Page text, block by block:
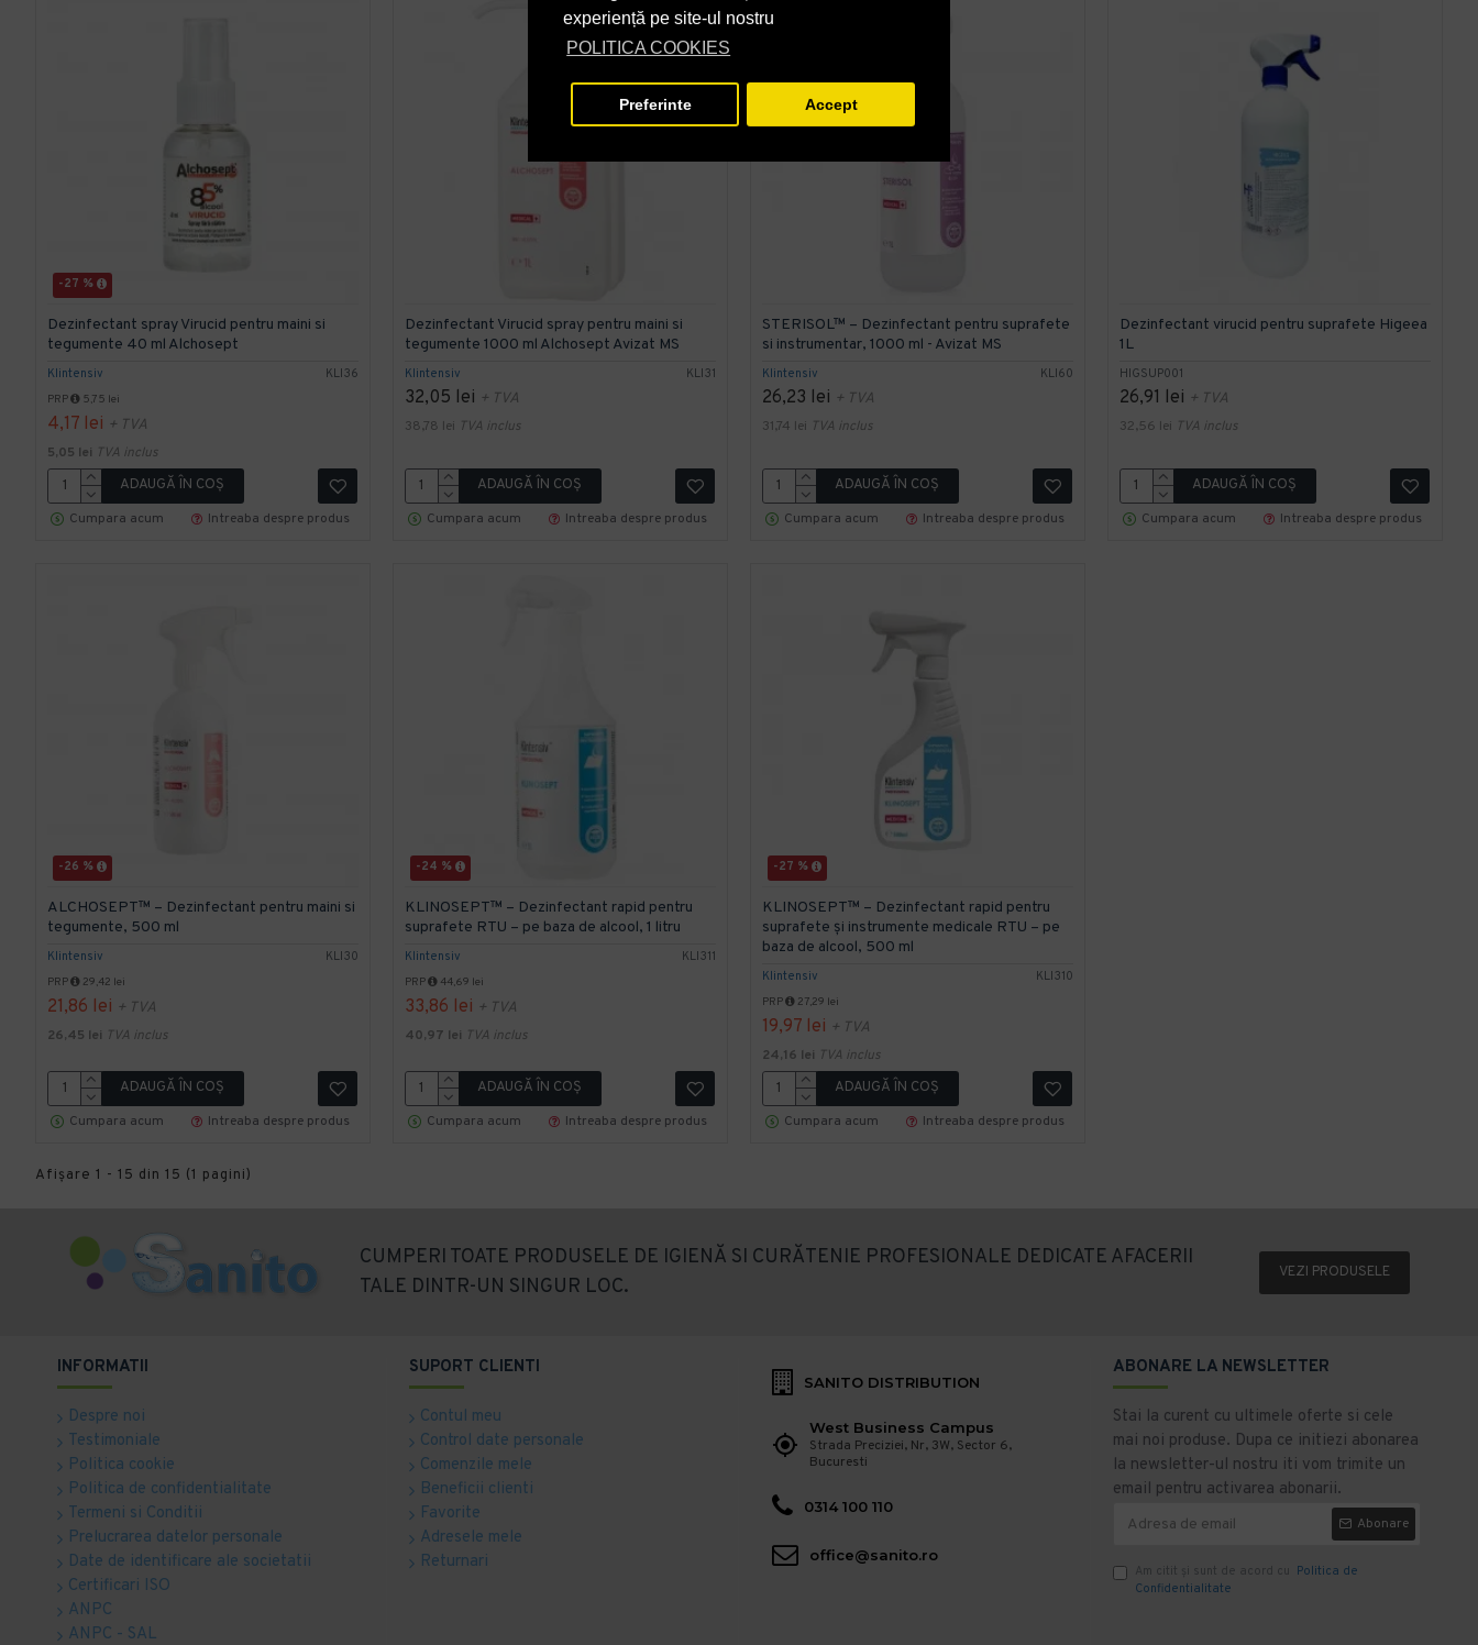
experiență pe site-ul nostru
POLITICA COOKIES
Preferinte Accept
-27 %
Klintensiv KLI36
Dezinfectant spray Virucid pentru maini si
tegumente 40 ml Alchosept
PRP 5,75 lei
4,17 lei + TVA
5,05 lei TVA inclus
ADAUGĂ ÎN COŞ
Cumpara acum
Intreaba despre produs
Klintensiv KLI31
Dezinfectant Virucid spray pentru maini si
tegumente 1000 ml Alchosept Avizat MS
32,05 lei + TVA
38,78 lei TVA inclus
ADAUGĂ ÎN COŞ
Cumpara acum
Intreaba despre produs
Klintensiv KLI60
STERISOL™ – Dezinfectant pentru suprafete
si instrumentar, 1000 ml - Avizat MS
26,23 lei + TVA
31,74 lei TVA inclus
ADAUGĂ ÎN COŞ
Cumpara acum
Intreaba despre produs
HIGSUP001
Dezinfectant virucid pentru suprafete Higeea
1L
26,91 lei + TVA
32,56 lei TVA inclus
ADAUGĂ ÎN COŞ
Cumpara acum
Intreaba despre produs
-26 %
Klintensiv KLI30
ALCHOSEPT™ – Dezinfectant pentru maini si
tegumente, 500 ml
PRP 29,42 lei
21,86 lei + TVA
26,45 lei TVA inclus
ADAUGĂ ÎN COŞ
Cumpara acum
Intreaba despre produs
-24 %
Klintensiv KLI311
KLINOSEPT™ – Dezinfectant rapid pentru
suprafete RTU – pe baza de alcool, 1 litru
PRP 44,69 lei
33,86 lei + TVA
40,97 lei TVA inclus
ADAUGĂ ÎN COŞ
Cumpara acum
Intreaba despre produs
-27 %
Klintensiv KLI310
KLINOSEPT™ – Dezinfectant rapid pentru
suprafete și instrumente medicale RTU – pe
baza de alcool, 500 ml
PRP 27,29 lei
19,97 lei + TVA
24,16 lei TVA inclus
ADAUGĂ ÎN COŞ
Cumpara acum
Intreaba despre produs
Afişare 1 - 15 din 15 (1 pagini)
CUMPERI TOATE PRODUSELE DE IGIENĂ SI CURĂTENIE PROFESIONALE DEDICATE AFACERII
TALE DINTR-UN SINGUR LOC.
VEZI PRODUSELE
INFORMATII
Despre noi
Testimoniale
Politica cookie
Politica de confidentialitate
Termeni si Conditii
Prelucrarea datelor personale
Date de identificare ale societatii
Certificari ISO
ANPC
ANPC - SAL
SUPORT CLIENTI
Contul meu
Control date personale
Comenzile mele
Beneficii clienti
Favorite
Adresele mele
Returnari
SANITO DISTRIBUTION
West Business Campus
Strada Preciziei, Nr, 3W, Sector 6,
Bucuresti
0314 100 110
office@sanito.ro
ABONARE LA NEWSLETTER
Stai la curent cu ultimele oferte si cele
mai noi produse. Dupa ce initiezi abonarea
la newsletter-ul nostru iti vom trimite un
email pentru activarea abonarii.
Abonare
Am citit şi sunt de acord cu Politica de
Confidentialitate